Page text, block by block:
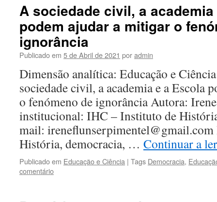
A sociedade civil, a
podem ajudar a mitigar o
ignorância
Publicado em 5 de Abril de 2021 poradmin
Dimensão analítica: Educação e
sociedade civil, a academia e a Escola
o fenómeno de ignorância Autora:
institucional: IHC – Instituto de
mail: ireneflunserpimentel@gmail.com
História, democracia, … Continuar a
Publicado em Educação e Ciência | Tags Democracia,
comentário